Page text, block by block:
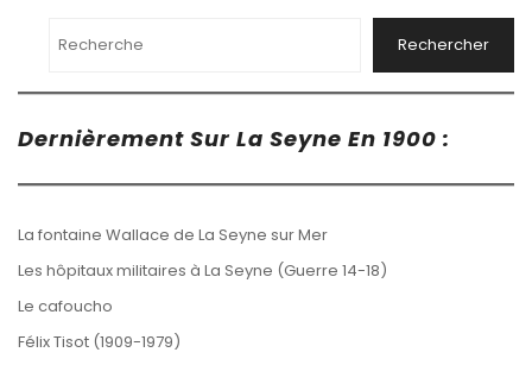
Rechercher
Dernièrement Sur La Seyne En 1900 :
La fontaine Wallace de La Seyne sur Mer
Les hôpitaux militaires à La Seyne (Guerre 14-18)
Le cafoucho
Félix Tisot (1909-1979)